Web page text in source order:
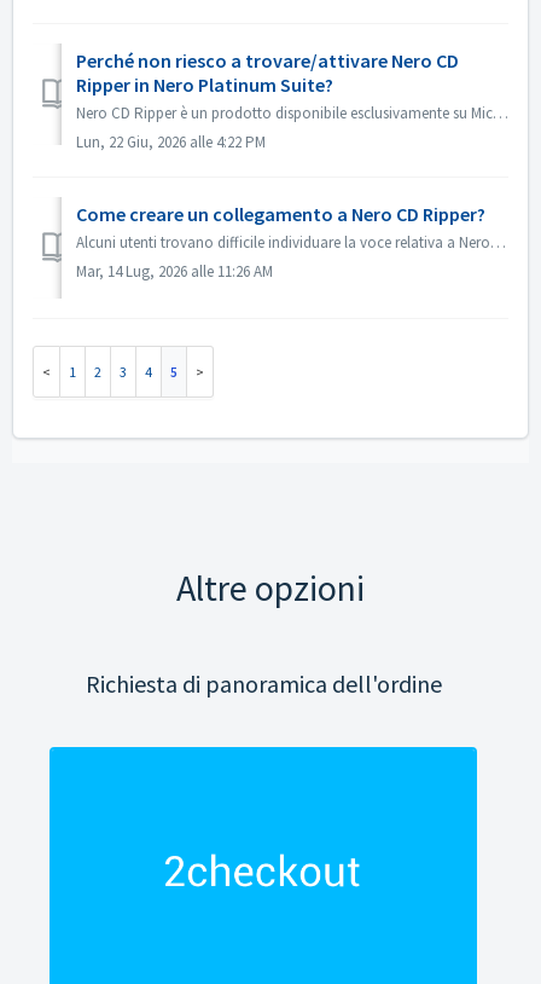
Perché non riesco a trovare/attivare Nero CD
Ripper in Nero Platinum Suite?
Nero CD Ripper è un prodotto disponibile esclusivamente su Microsoft Store (https://apps.microsoft.com/detail/9NSNQ0CPD06G) e non è incluso in Nero Platinum...
Lun, 22 Giu, 2026 alle 4:22 PM
Come creare un collegamento a Nero CD Ripper?
Alcuni utenti trovano difficile individuare la voce relativa a Nero CD Ripper e devono accedere ogni volta al Microsoft Store per aprirlo. In realtà, una v...
Mar, 14 Lug, 2026 alle 11:26 AM
1 2 3 4 5
Altre opzioni
Richiesta di panoramica dell'ordine